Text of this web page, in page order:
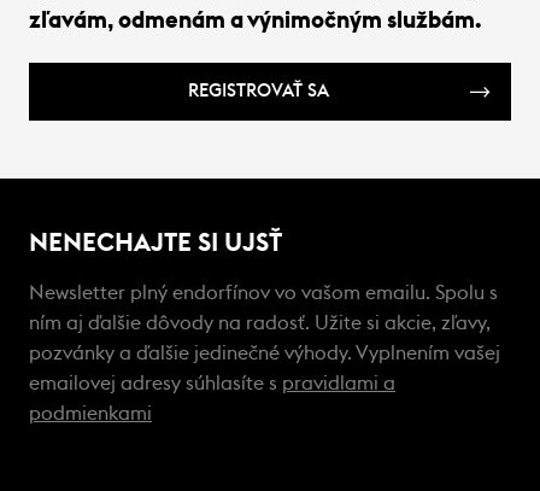
zľavám, odmenám a výnimočným službám.
REGISTROVAŤ SA
NENECHAJTE SI UJSŤ
Newsletter plný endorfínov vo vašom emailu. Spolu s
ním aj ďalšie dôvody na radosť. Užite si akcie, zľavy,
pozvánky a ďalšie jedinečné výhody. Vyplnením vašej
emailovej adresy súhlasíte s pravidlami a
podmienkami